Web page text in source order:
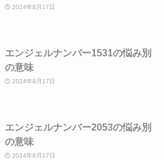
2024年8月17日
エンジェルナンバー1531の悩み別
の意味
2024年8月17日
エンジェルナンバー2053の悩み別
の意味
2024年8月17日